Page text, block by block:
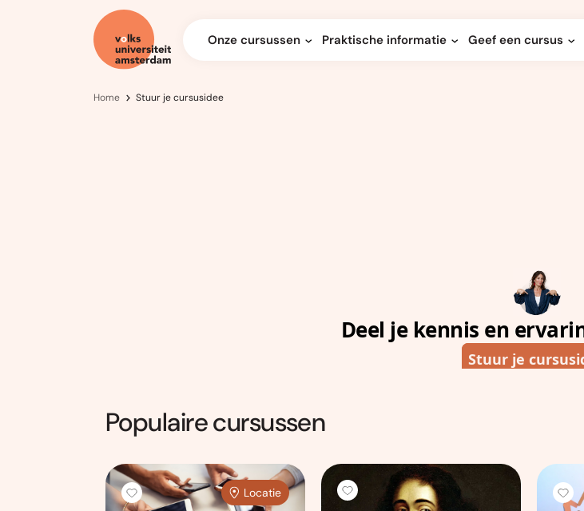
Onze cursussen Praktische informatie Geef een cursus
Home Stuur je cursusidee
Populaire cursussen
Locatie